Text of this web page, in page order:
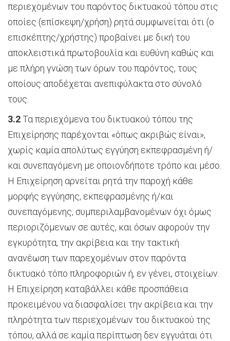
περιεχομένων του παρόντος δικτυακού τόπου στις
οποίες (επίσκεψη/χρήση) ρητά συμφωνείται ότι (ο
επισκέπτης/χρήστης) προβαίνει με δική του
αποκλειστικά πρωτοβουλία και ευθύνη καθώς και
με πλήρη γνώση των όρων του παρόντος, τους
οποίους αποδέχεται ανεπιφύλακτα στο σύνολό
τους.
3.2Τα περιεχόμενα του δικτυακού τόπου της
Επιχείρησης παρέχονται «όπως ακριβώς είναι»,
χωρίς καμία απολύτως εγγύηση εκπεφρασμένη ή/
και συνεπαγόμενη με οποιονδήποτε τρόπο και μέσο.
Η Επιχείρηση αρνείται ρητά την παροχή κάθε
μορφής εγγύησης, εκπεφρασμένης ή/και
συνεπαγόμενης, συμπεριλαμβανομένων όχι όμως
περιοριζόμενων σε αυτές, και όσων αφορούν την
εγκυρότητα, την ακρίβεια και την τακτική
ανανέωση των παρεχομένων στον παρόντα
δικτυακό τόπο πληροφοριών ή, εν γένει, στοιχείων.
Η Επιχείρηση καταβάλλει κάθε προσπάθεια
προκειμένου να διασφαλίσει την ακρίβεια και την
πληρότητα των περιεχομένων του δικτυακού της
τόπου, αλλά σε καμία περίπτωση δεν εγγυάται ότι